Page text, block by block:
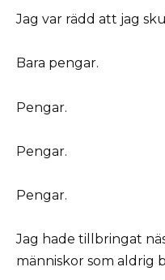
Jag var rädd att jag
Bara pengar.
Pengar.
Pengar.
Pengar.
Jag hade tillbringat
människor som aldrig